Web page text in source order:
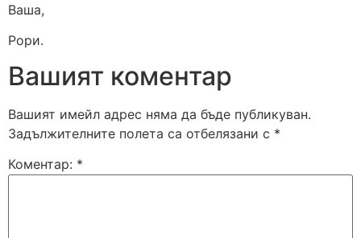
Ваша,
Рори.
Вашият коментар
Вашият имейл адрес няма да бъде публикуван.
Задължителните полета са отбелязани с *
Коментар: *